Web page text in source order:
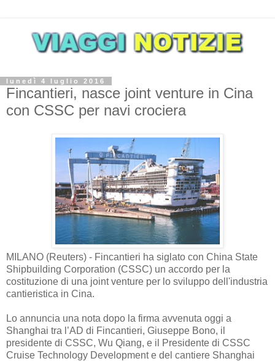
lunedì 4 luglio 2016
Fincantieri, nasce joint venture in Cina
con CSSC per navi crociera
MILANO (Reuters) - Fincantieri ha siglato con China State
Shipbuilding Corporation (CSSC) un accordo per la
costituzione di una joint venture per lo sviluppo dell'industria
cantieristica in Cina.
Lo annuncia una nota dopo la firma avvenuta oggi a
Shanghai tra l’AD di Fincantieri, Giuseppe Bono, il
presidente di CSSC, Wu Qiang, e il Presidente di CSSC
Cruise Technology Development e del cantiere Shanghai